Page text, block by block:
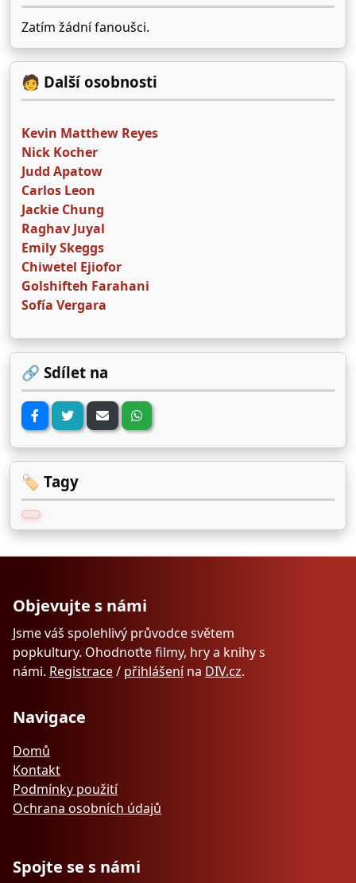
Zatím žádní fanoušci.
🧑 Další osobnosti
Kevin Matthew Reyes
Nick Kocher
Judd Apatow
Carlos Leon
Jackie Chung
Raghav Juyal
Emily Skeggs
Chiwetel Ejiofor
Golshifteh Farahani
Sofía Vergara
🔗 Sdílet na
🏷️ Tagy
Objevujte s námi
Jsme váš spolehlivý průvodce světem
popkultury. Ohodnoťte filmy, hry a knihy s
námi. Registrace/ přihlášenína DIV.cz.
Navigace
Domů
Kontakt
Podmínky použití
Ochrana osobních údajů
Spojte se s námi